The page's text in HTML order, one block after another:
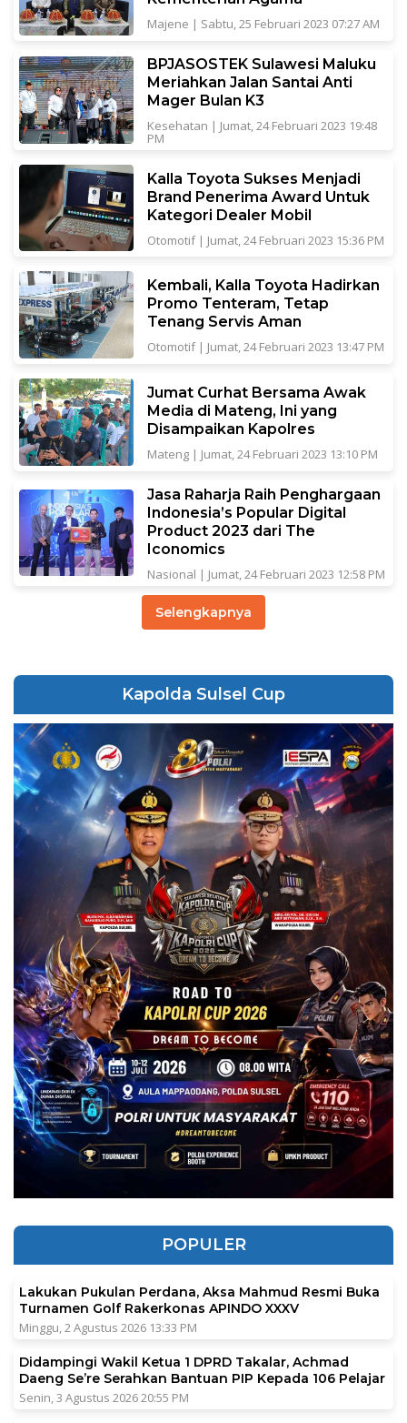
Majene | Sabtu, 25 Februari 2023 07:27 AM
BPJASOSTEK Sulawesi Maluku
Meriahkan Jalan Santai Anti
Mager Bulan K3
Kesehatan | Jumat, 24 Februari 2023 19:48
PM
Kalla Toyota Sukses Menjadi
Brand Penerima Award Untuk
Kategori Dealer Mobil
Otomotif| Jumat, 24 Februari 2023 15:36 PM
Kembali, Kalla Toyota Hadirkan
Promo Tenteram, Tetap
Tenang Servis Aman
Otomotif| Jumat, 24 Februari 2023 13:47 PM
Jumat Curhat Bersama Awak
Media di Mateng, Ini yang
Disampaikan Kapolres
Mateng| Jumat, 24 Februari 2023 13:10 PM
Jasa Raharja Raih Penghargaan
Indonesia’s Popular Digital
Product 2023 dari The
Iconomics
Nasional | Jumat, 24 Februari 2023 12:58 PM
Selengkapnya
Kapolda Sulsel Cup
POPULER
Lakukan Pukulan Perdana, Aksa Mahmud Resmi Buka
Turnamen Golf Rakerkonas APINDO XXXV
Minggu, 2 Agustus 2026 13:33 PM
Didampingi Wakil Ketua 1 DPRD Takalar, Achmad
Daeng Se’re Serahkan Bantuan PIP Kepada 106 Pelajar
Senin, 3 Agustus 2026 20:55 PM